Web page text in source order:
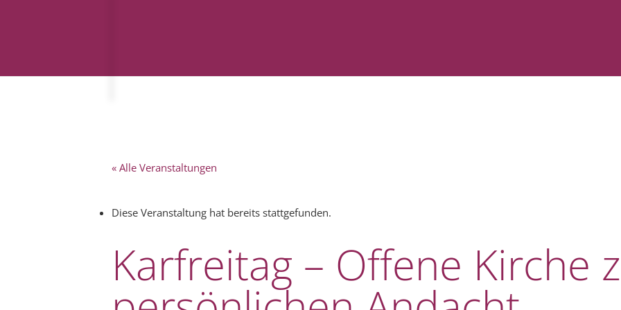
« Alle Veranstaltungen
Diese Veranstaltung hat bereits stattgefunden.
Karfreitag – Offene Kirche